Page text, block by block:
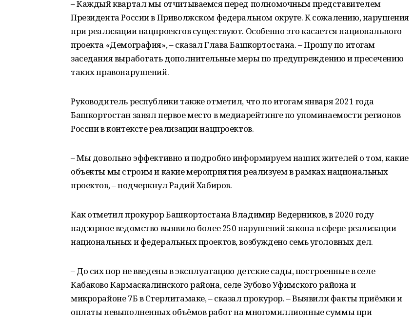
– Каждый квартал мы отчитываемся перед полномочным представителем
Президента России в Приволжском федеральном округе. К сожалению, нарушения
при реализации нацпроектов существуют. Особенно это касается национального
проекта «Демография», – сказал Глава Башкортостана. – Прошу по итогам
заседания выработать дополнительные меры по предупреждению и пресечению
таких правонарушений.
Руководитель республики также отметил, что по итогам января 2021 года
Башкортостан занял первое место в медиарейтинге по упоминаемости регионов
России в контексте реализации нацпроектов.
– Мы довольно эффективно и подробно информируем наших жителей о том, какие
объекты мы строим и какие мероприятия реализуем в рамках национальных
проектов, – подчеркнул Радий Хабиров.
Как отметил прокурор Башкортостана Владимир Ведерников, в 2020 году
надзорное ведомство выявило более 250 нарушений закона в сфере реализации
национальных и федеральных проектов, возбуждено семь уголовных дел.
– До сих пор не введены в эксплуатацию детские сады, построенные в селе
Кабаково Кармаскалинского района, селе Зубово Уфимского района и
микрорайоне 7Б в Стерлитамаке, – сказал прокурор. – Выявили факты приёмки и
оплаты невыполненных объёмов работ на многомиллионные суммы при